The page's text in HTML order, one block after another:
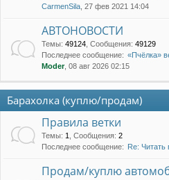
CarmenSila , 27 фев 2021 14:04
АВТОНОВОСТИ
Темы: 49124 Сообщения: 49129
Последнее сообщение: «Пчёлка»
Moder, 08 авг 2026 02:15
Барахолка (куплю/продам)
Правила ветки
Темы: 1 Сообщения: 2
Последнее сообщение: Re: Читать
Продам/куплю